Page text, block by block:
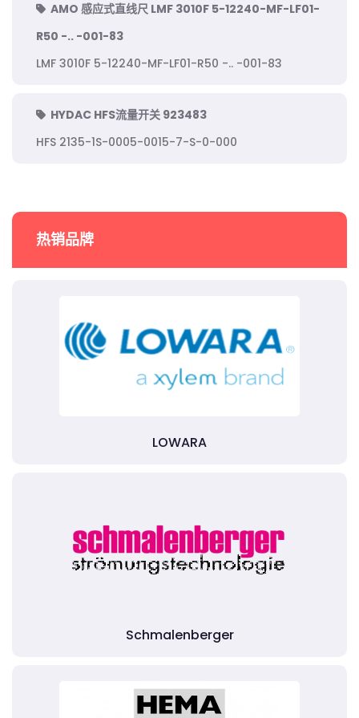
AMO 感应式直线尺 LMF 3010F 5-12240-MF-LF01-
R50 -.. -001-83
LMF 3010F 5-12240-MF-LF01-R50 -.. -001-83
HYDAC HFS流量开关 923483
HFS 2135-1S-0005-0015-7-S-0-000
热销品牌
LOWARA
Schmalenberger